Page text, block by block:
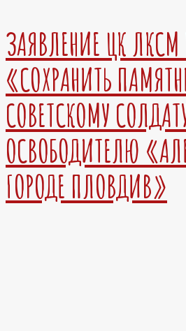
ЗАЯВЛЕНИЕ ЦК
«СОХРАНИТЬ
СОВЕТСКОМУ
ОСВОБОДИТЕЛЮ
ГОРОДЕ ПЛОВДИВ»